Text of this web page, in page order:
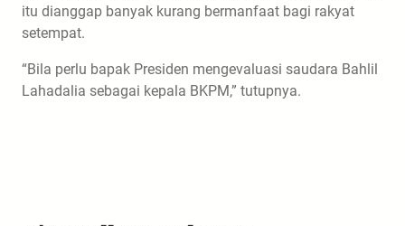
itu dianggap banyak kurang bermanfaat bagi rakyat
setempat.
“Bila perlu bapak Presiden mengevaluasi saudara Bahlil
Lahadalia sebagai kepala BKPM,” tutupnya.